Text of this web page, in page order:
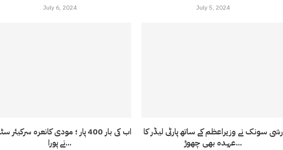
July 6, 2024 July 5, 2024
اب کی بار 400 پار ؛ مودی کانعرہ سرکیئر
نے پورا...
رشی سونک نے وزیراعظم کے ساتھ پارٹی لیڈر کا
عہدہ بھی چھوڑ...